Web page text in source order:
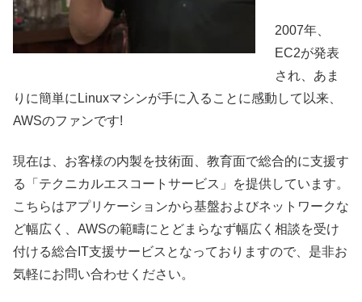
2007年、
EC2が発表
され、あま
りに簡単にLinuxマシンが手に入ることに感動して以来、
AWSのファンです!
現在は、お客様の内製を技術面、教育面で総合的に支援す
る「テクニカルエスコートサービス」を提供しています。
こちらはアプリケーションから基盤およびネットワークな
ど幅広く、AWSの範疇にとどまらなず幅広く相談を受け
付ける総合IT支援サービスとなっておりますので、是非お
気軽にお問い合わせください。